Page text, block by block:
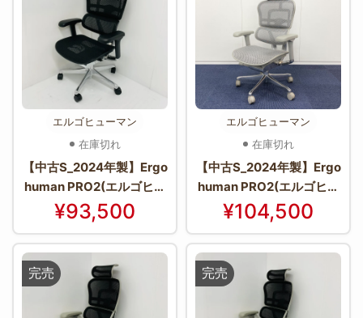
エルゴヒューマン
在庫切れ
【中古S_2024年製】Ergo
human PRO2(エルゴヒュ
ーマン プロ2) EHP2-HAM
-BK(BKframe)
¥93,500
エルゴヒューマン
在庫切れ
【中古S_2024年製】Ergo
human PRO2(エルゴヒュ
ーマン プロ2) EHP2-HAM
-WH(GYframe)【＊使用
期間：1ヶ月程度＊】
¥104,500
完売 完売